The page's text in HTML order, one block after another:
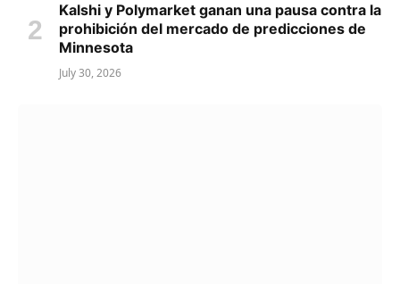
Kalshi y Polymarket ganan una pausa contra la
prohibición del mercado de predicciones de
Minnesota
July 30, 2026